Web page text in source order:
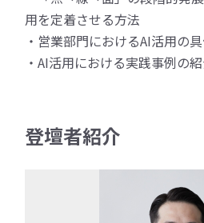
用を定着させる方法
・営業部門におけるAI活用の
・AI活用における実践事例の
登壇者紹介